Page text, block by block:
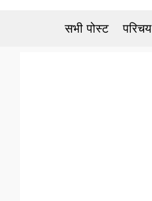
सभी पोस्ट परिचय